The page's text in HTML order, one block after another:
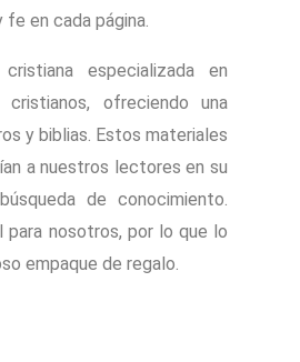
fe en cada página.
especializada en
ofreciendo una
y biblias. Estos materiales
a nuestros lectores en su
de conocimiento.
para nosotros, por lo que lo
empaque de regalo.